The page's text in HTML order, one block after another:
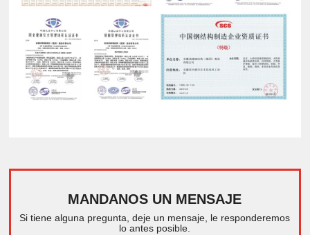
MANDANOS UN MENSAJE
Si tiene alguna pregunta, deje un mensaje, le responderemos
lo antes posible.